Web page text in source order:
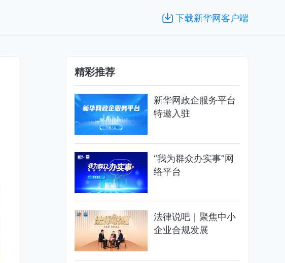
下载新华网客户端
精彩推荐
新华网政企服务平台
特邀入驻
“我为群众办实事”网
络平台
法律说吧｜聚焦中小
企业合规发展